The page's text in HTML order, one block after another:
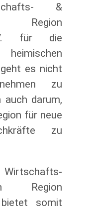
&
Region
für die
es nicht
zu
auch darum,
für neue
zu
Wirtschafts-
Region
bietet somit